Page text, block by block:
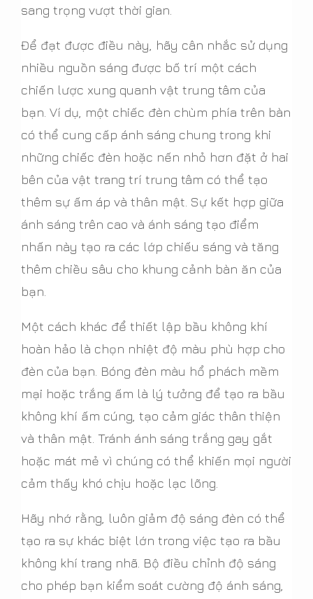
sang trọng vượt thời gian.
Để đạt được điều này, hãy cân nhắc sử dụng
nhiều nguồn sáng được bố trí một cách
chiến lược xung quanh vật trung tâm của
bạn. Ví dụ, một chiếc đèn chùm phía trên bàn
có thể cung cấp ánh sáng chung trong khi
những chiếc đèn hoặc nến nhỏ hơn đặt ở hai
bên của vật trang trí trung tâm có thể tạo
thêm sự ấm áp và thân mật. Sự kết hợp giữa
ánh sáng trên cao và ánh sáng tạo điểm
nhấn này tạo ra các lớp chiếu sáng và tăng
thêm chiều sâu cho khung cảnh bàn ăn của
bạn.
Một cách khác để thiết lập bầu không khí
hoàn hảo là chọn nhiệt độ màu phù hợp cho
đèn của bạn. Bóng đèn màu hổ phách mềm
mại hoặc trắng ấm là lý tưởng để tạo ra bầu
không khí ấm cúng, tạo cảm giác thân thiện
và thân mật. Tránh ánh sáng trắng gay gắt
hoặc mát mẻ vì chúng có thể khiến mọi người
cảm thấy khó chịu hoặc lạc lõng.
Hãy nhớ rằng, luôn giảm độ sáng đèn có thể
tạo ra sự khác biệt lớn trong việc tạo ra bầu
không khí trang nhã. Bộ điều chỉnh độ sáng
cho phép bạn kiểm soát cường độ ánh sáng,